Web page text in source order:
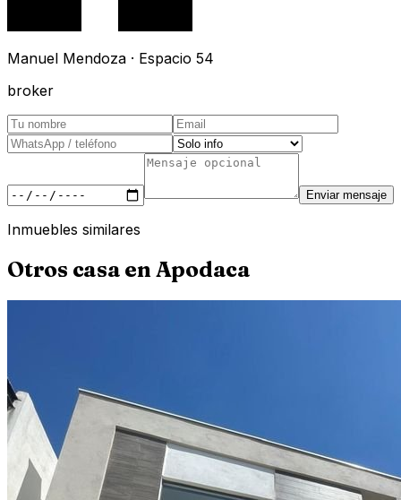
Manuel Mendoza · Espacio 54
broker
Enviar mensaje
Inmuebles similares
Otros casa en Apodaca